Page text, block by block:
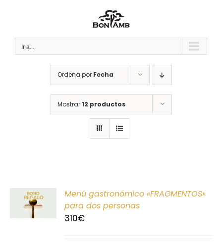
Ir a...
Ordena por Fecha
Mostrar12 productos
Menú gastronómico «FRAGMENTOS»
para dos personas
310€